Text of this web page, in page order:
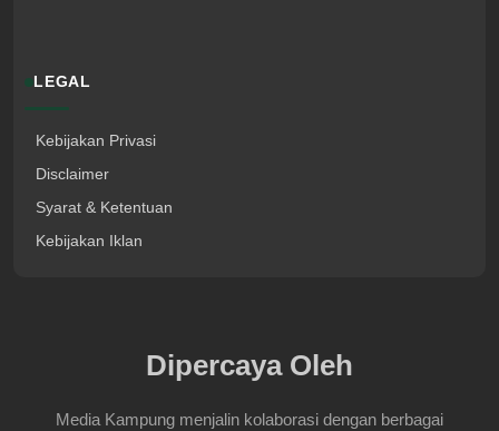
LEGAL
Kebijakan Privasi
Disclaimer
Syarat & Ketentuan
Kebijakan Iklan
Dipercaya Oleh
Media Kampung menjalin kolaborasi dengan berbagai